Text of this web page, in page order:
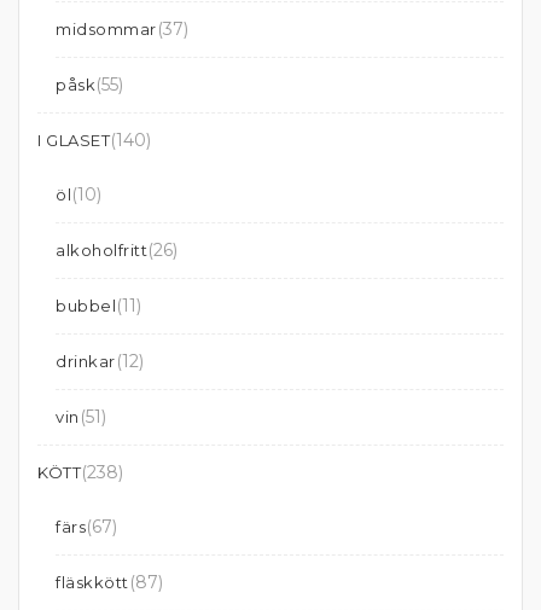
midsommar(37)
påsk(55)
I GLASET(140)
öl(10)
alkoholfritt(26)
bubbel(11)
drinkar(12)
vin (51)
KÖTT(238)
färs(67)
fläskkött (87)